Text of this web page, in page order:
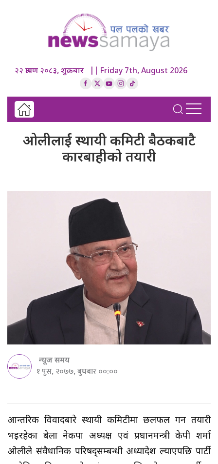
२२ श्रावण २०८३, शुक्रबार || Friday 7th, August 2026
ओलीलाई स्थायी कमिटी बैठकबाटै
कारबाहीको तयारी
न्यूज समय
१ पुस, २०७७, बुधबार ००:००
आन्तरिक विवादबारे स्थायी कमिटीमा छलफल गर्ने तयारी
भइरहेका बेला नेकपा अध्यक्ष एवं प्रधानमन्त्री केपी शर्मा
ओलीले संवैधानिक परिषद्सम्बन्धी अध्यादेश ल्याएपछि पार्टी